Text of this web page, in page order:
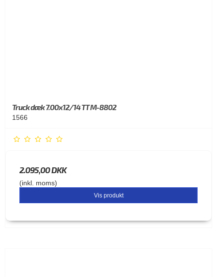
Truck dæk 7.00x12/14 TT M-8802
1566
2.095,00 DKK
(inkl. moms)
Vis produkt